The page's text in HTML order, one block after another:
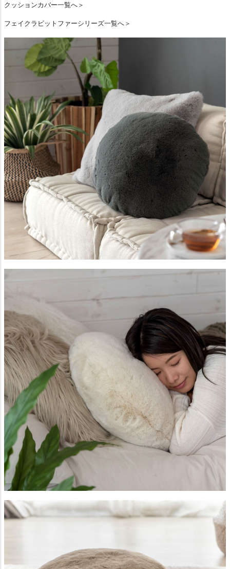
クッションカバー一覧へ＞
フェイクラビットファーシリーズ一覧へ＞